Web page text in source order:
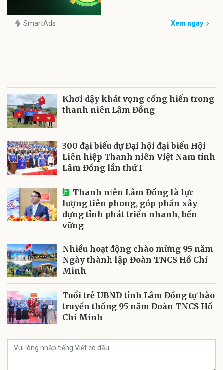
SmartAds Xem ngay
Khơi dậy khát vọng cống hiến trong
thanh niên Lâm Đồng
300 đại biểu dự Đại hội đại biểu Hội
Liên hiệp Thanh niên Việt Nam tỉnh
Lâm Đồng lần thứ I
Thanh niên Lâm Đồng là lực
lượng tiên phong, góp phần xây
dựng tỉnh phát triển nhanh, bền
vững
Nhiều hoạt động chào mừng 95 năm
Ngày thành lập Đoàn TNCS Hồ Chí
Minh
Tuổi trẻ UBND tỉnh Lâm Đồng tự hào
truyền thống 95 năm Đoàn TNCS Hồ
Chí Minh